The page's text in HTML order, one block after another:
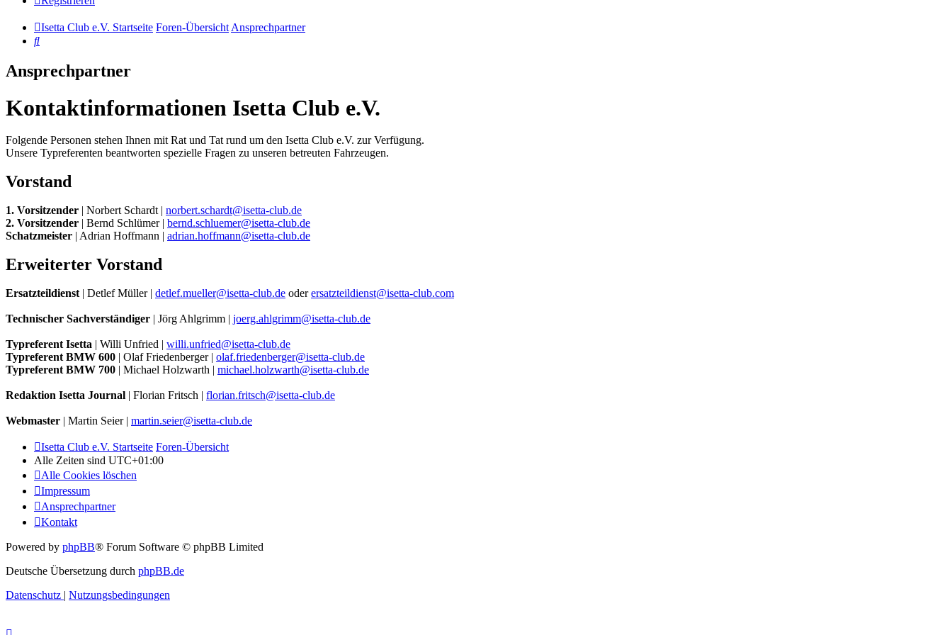
Isetta Club e.V. Startseite Foren-ÜbersichtAnsprechpartner
Suche
Ansprechpartner
Kontaktinformationen Isetta Club e.V.
Folgende Personen stehen Ihnen mit Rat und Tat rund um den Isetta Club e.V. zur Verfügung.
Unsere Typreferenten beantworten spezielle Fragen zu unseren betreuten Fahrzeugen.
Vorstand
1. Vorsitzender | Norbert Schardt | norbert.schardt@isetta-club.de
2. Vorsitzender | Bernd Schlümer | bernd.schluemer@isetta-club.de
Schatzmeister | Adrian Hoffmann | adrian.hoffmann@isetta-club.de
Erweiterter Vorstand
Ersatzteildienst | Detlef Müller | detlef.mueller@isetta-club.de oderersatzteildienst@isetta-club.com
Technischer Sachverständiger | Jörg Ahlgrimm | joerg.ahlgrimm@isetta-club.de
Typreferent Isetta | Willi Unfried | willi.unfried@isetta-club.de
Typreferent BMW 600 | Olaf Friedenberger | olaf.friedenberger@isetta-club.de
Typreferent BMW 700 | Michael Holzwarth | michael.holzwarth@isetta-club.de
Redaktion Isetta Journal | Florian Fritsch | florian.fritsch@isetta-club.de
Webmaster | Martin Seier | martin.seier@isetta-club.de
Isetta Club e.V. Startseite Foren-Übersicht
Alle Zeiten sind UTC+01:00
Alle Cookies löschen
Impressum
Ansprechpartner
Kontakt
Powered by phpBB® Forum Software © phpBB Limited
Deutsche Übersetzung durch phpBB.de
Datenschutz | Nutzungsbedingungen